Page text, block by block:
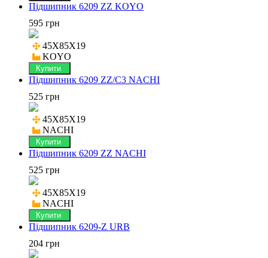
Підшипник 6209 ZZ KOYO
595 грн
45X85X19
KOYO
Купити
Підшипник 6209 ZZ/C3 NACHI
525 грн
45X85X19
NACHI
Купити
Підшипник 6209 ZZ NACHI
525 грн
45X85X19
NACHI
Купити
Підшипник 6209-Z URB
204 грн